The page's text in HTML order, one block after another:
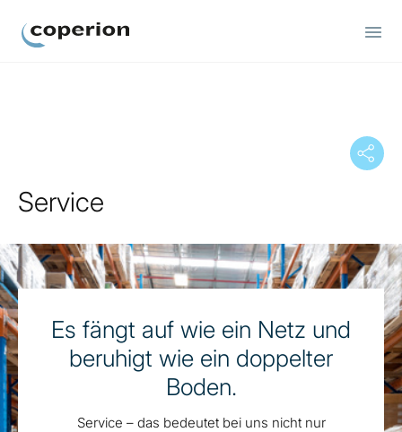
Service
Es fängt auf wie ein Netz und
beruhigt wie ein doppelter
Boden.
Service – das bedeutet bei uns nicht nur